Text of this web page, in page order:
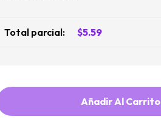
Total parcial: $5.59
Añadir Al Carrito